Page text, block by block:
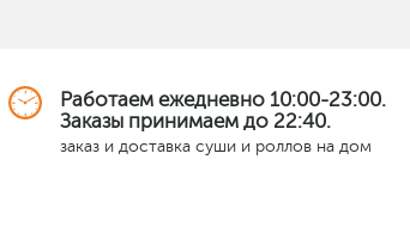
Работаем ежедневно 10:00-23:00.
Заказы принимаем до 22:40.
заказ и доставка суши и роллов на дом